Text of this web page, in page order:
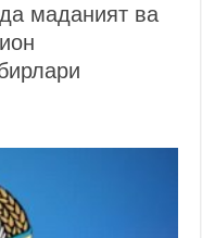
маданият ва